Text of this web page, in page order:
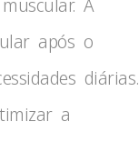
A
após o
diárias.
a